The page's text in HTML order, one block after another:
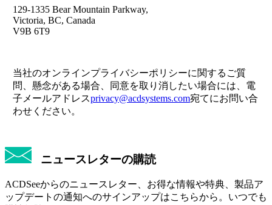
129-1335 Bear Mountain Parkway,
Victoria, BC, Canada
V9B 6T9
当社のオンラインプライバシーポリシーに関するご質
問、懸念がある場合、同意を取り消したい場合には、電
子メールアドレスprivacy@acdsystems.com宛てにお問い合
わせください。
ニュースレターの購読
ACDSeeからのニュースレター、お得な情報や特典、製品ア
ップデートの通知へのサインアップはこちらから。いつでも